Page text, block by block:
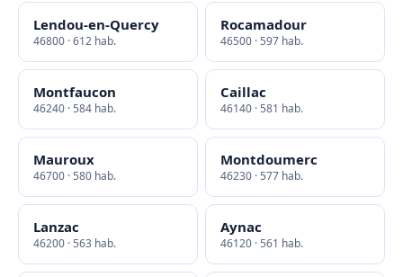
Lendou-en-Quercy
46800 · 612 hab.
Rocamadour
46500 · 597 hab.
Montfaucon
46240 · 584 hab.
Caillac
46140 · 581 hab.
Mauroux
46700 · 580 hab.
Montdoumerc
46230 · 577 hab.
Lanzac
46200 · 563 hab.
Aynac
46120 · 561 hab.